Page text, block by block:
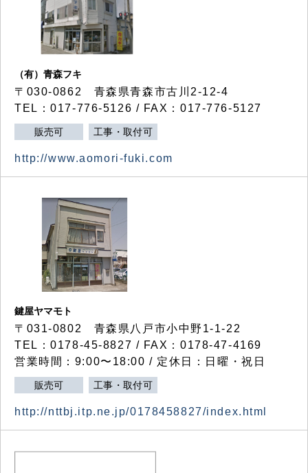
（有）青森フキ
〒030-0862 青森県青森市古川2-12-4
TEL：017-776-5126 / FAX：017-776-5127
販売可 工事・取付可
http://www.aomori-fuki.com
鍵屋ヤマモト
〒031-0802 青森県八戸市小中野1-1-22
TEL：0178-45-8827 / FAX：0178-47-4169
営業時間：9:00〜18:00 / 定休日：日曜・祝日
販売可 工事・取付可
http://nttbj.itp.ne.jp/0178458827/index.html